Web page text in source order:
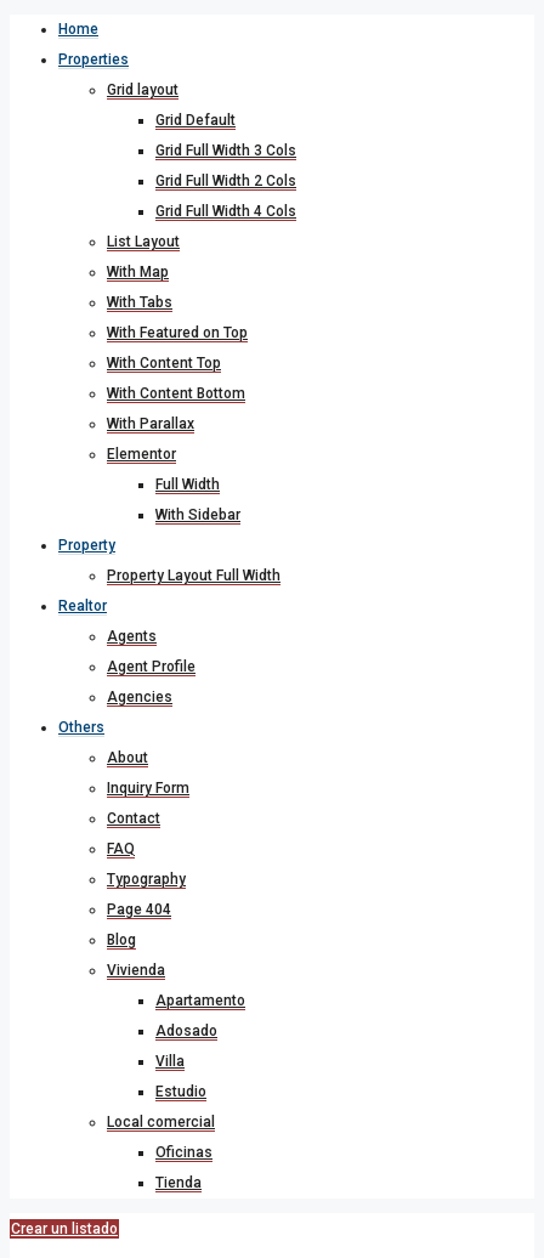
Home
Properties
Grid layout
Grid Default
Grid Full Width 3 Cols
Grid Full Width 2 Cols
Grid Full Width 4 Cols
List Layout
With Map
With Tabs
With Featured on Top
With Content Top
With Content Bottom
With Parallax
Elementor
Full Width
With Sidebar
Property
Property Layout Full Width
Realtor
Agents
Agent Profile
Agencies
Others
About
Inquiry Form
Contact
FAQ
Typography
Page 404
Blog
Vivienda
Apartamento
Adosado
Villa
Estudio
Local comercial
Oficinas
Tienda
Crear un listado